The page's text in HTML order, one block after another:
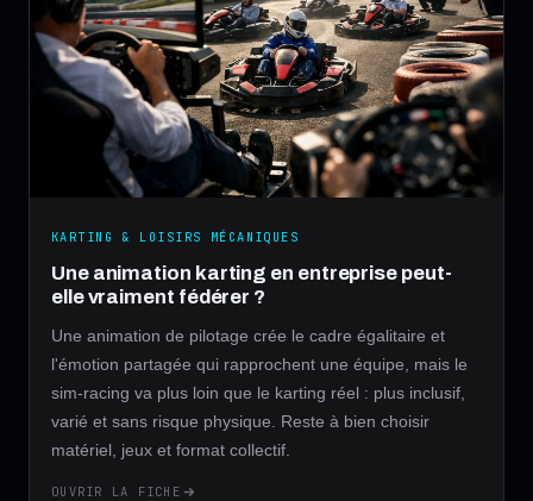
KARTING & LOISIRS MÉCANIQUES
Une animation karting en entreprise peut-
elle vraiment fédérer ?
Une animation de pilotage crée le cadre égalitaire et
l'émotion partagée qui rapprochent une équipe, mais le
sim-racing va plus loin que le karting réel : plus inclusif,
varié et sans risque physique. Reste à bien choisir
matériel, jeux et format collectif.
OUVRIR LA FICHE